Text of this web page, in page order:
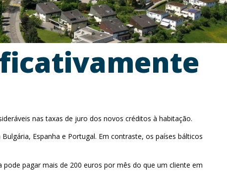
nas taxas de juro dos novos créditos à habitação.
Espanha e Portugal. Em contraste, os países bálticos
pagar mais de 200 euros por mês do que um cliente em